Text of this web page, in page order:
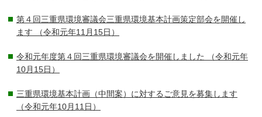
第４回三重県環境審議会三重県環境基本計画策定部会を開催し
ます （令和元年11月15日）
令和元年度第４回三重県環境審議会を開催しました
（令和元年
10月15日）
三重県環境基本計画（中間案）に対するご意見を募集します
（令和元年10月11日）